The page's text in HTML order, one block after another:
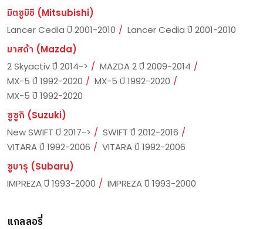
มิตซูบิชิ (Mitsubishi)
Lancer Cedia ปี 2001-2010
Lancer Cedia ปี 2001-2010
มาสด้า (Mazda)
2 Skyactiv ปี 2014->
MAZDA 2 ปี 2009-2014
MX-5 ปี 1992-2020
MX-5 ปี 1992-2020
MX-5 ปี 1992-2020
ซูซูกิ (Suzuki)
New SWIFT ปี 2017->
SWIFT ปี 2012-2016
VITARA ปี 1992-2006
VITARA ปี 1992-2006
ซูบารุ (Subaru)
IMPREZA ปี 1993-2000
IMPREZA ปี 1993-2000
แกลลอรี่